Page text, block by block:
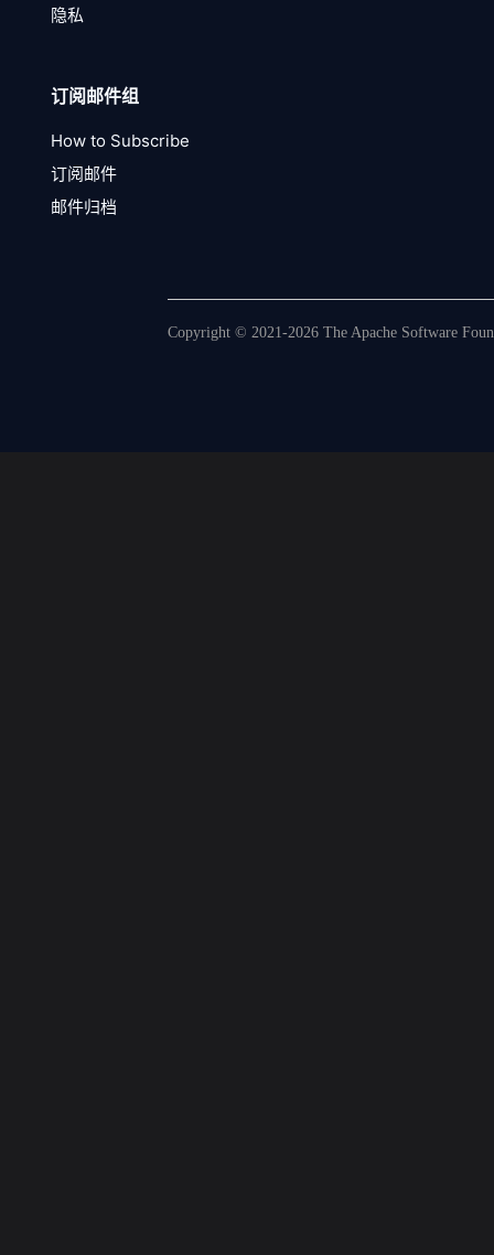
隐私
订阅邮件组
How to Subscribe
订阅邮件
邮件归档
Copyright © 2021-2026 The Apache Software